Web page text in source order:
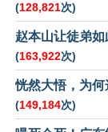
(128,821次)
赵本山让徒弟
(163,922次)
恍然大悟，为
(149,184次)